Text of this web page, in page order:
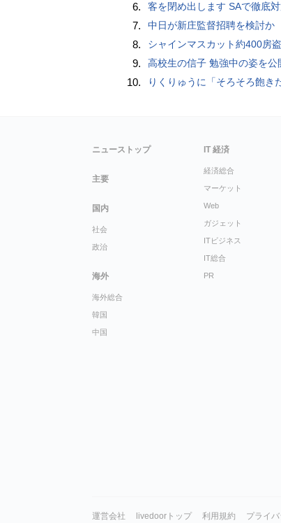
6. 客を閉め出します SAで徹底
7. 中日が新庄監督招聘を検討か
8. シャインマスカット約400房
9. 高校生の信子 勉強中の姿を公
10. りくりゅうに「そろそろ飽き
ニューストップ
主要
国内
社会
政治
海外
海外総合
韓国
中国
IT 経済
経済総合
マーケット
Web
ガジェット
ITビジネス
IT総合
PR
運営会社 livedoorトップ 利用規約 プライ